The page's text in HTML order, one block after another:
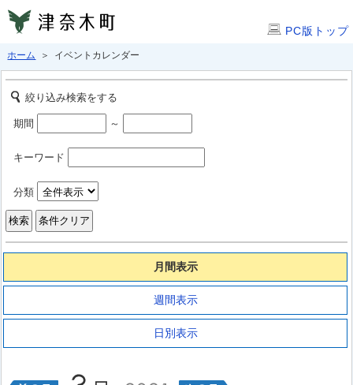
PC版トップ
ホーム ＞ イベントカレンダー
絞り込み検索をする
期間 ～
キーワード
分類
月間表示
週間表示
日別表示